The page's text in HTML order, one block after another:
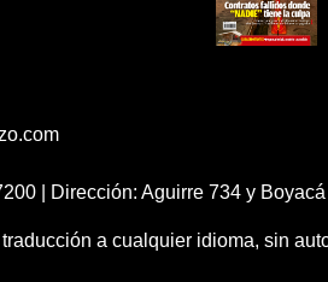
| Dirección: Aguirre 734 y
a cualquier idioma, sin